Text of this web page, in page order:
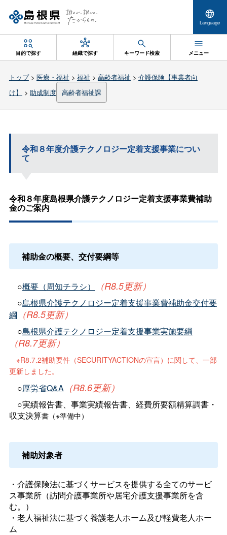
Language
目的で探す 組織で探す キーワード検索 メニュー
トップ> 医療・福祉 > 福祉 > 高齢者福祉 > 介護保険【事業者向
け】
> 助成制度 高齢者福祉課
令和８年度介護テクノロジー定着支援事業につい
て
令和８年度島根県介護テクノロジー定着支援事業費補助
金のご案内
補助金の概要、交付要綱等
○概要（周知チラシ） （R8.5更新）
○島根県介護テクノロジー定着支援事業費補助金交付要
綱 （R8.5更新）
○島根県介護テクノロジー定着支援事業実施要綱
（R8.7更新）
※R8.7.2補助要件（SECURITYACTIONの宣言）に関して、一部
更新しました。
○厚労省Q&A （R8.6更新）
○実績報告書、事業実績報告書、経費所要額精算調書・
収支決算書（※準備中）
補助対象者
・介護保険法に基づくサービスを提供する全てのサービ
ス事業所（訪問介護事業所や居宅介護支援事業所を含
む。）
・老人福祉法に基づく養護老人ホーム及び軽費老人ホー
ム